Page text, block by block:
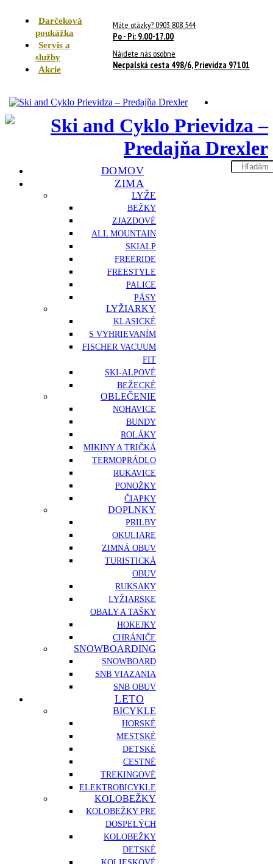
Darčeková
poukážka
Servis a
služby
Akcie
Máte otázky? 0903 808 544
Po - Pi: 9.00-17.00
Nájdete nás osobne
Necpalská cesta 498/6, Prievidza 97101
DOMOV
ZIMA
LYŽE
BEŽKY
ZJAZDOVÉ
ALL MOUNTAIN
SKIALP
FREERIDE
FREESTYLE
PALICE
PÁSY
LYŽIARKY
KLASICKÉ
S VYHRIEVANÍM
FISCHER VACUUM
FIT
SKI-ALPOVÉ
BEŽECKÉ
OBLEČENIE
NOHAVICE
BUNDY
ROLÁKY
MIKINY A TRIČKÁ
TERMOPRÁDLO
RUKAVICE
PONOŽKY
ČIAPKY
DOPLNKY
PRILBY
OKULIARE
ZIMNÁ OBUV
TURISTICKÁ
OBUV
RUKSAKY
LYŽIARSKE
OBALY A TAŠKY
HOKEJKY
CHRÁNIČE
SNOWBOARDING
SNOWBOARD
SNB VIAZANIA
SNB OBUV
LETO
BICYKLE
HORSKÉ
MESTSKÉ
DETSKÉ
CESTNÉ
TREKINGOVÉ
ELEKTROBICYKLE
KOLOBEŽKY
KOLOBEŽKY PRE
DOSPELÝCH
KOLOBEŽKY
DETSKÉ
Search
here